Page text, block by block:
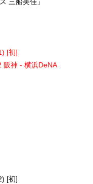
三船美佳」
[初]
阪神 - 横浜DeNA
[初]